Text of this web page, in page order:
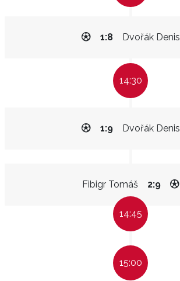
Dvořák Denis
1:8
14:30
Dvořák Denis
1:9
Fibigr Tomáš 2:9
14:45
15:00